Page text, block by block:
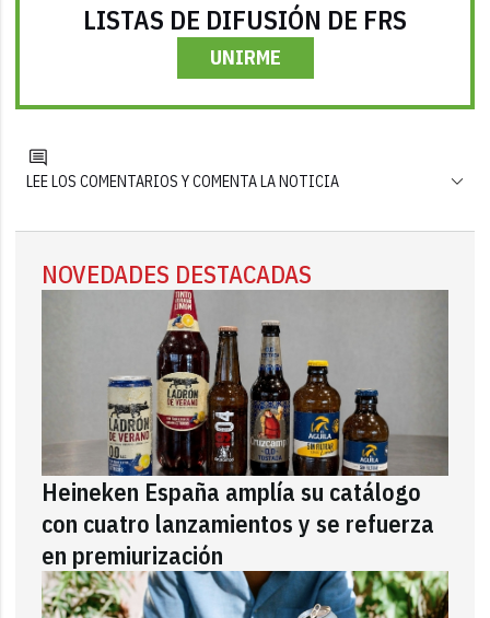
LISTAS DE DIFUSIÓN DE FRS
UNIRME
LEE LOS COMENTARIOS Y COMENTA LA NOTICIA
NOVEDADES DESTACADAS
Heineken España amplía su catálogo
con cuatro lanzamientos y se refuerza
en premiurización